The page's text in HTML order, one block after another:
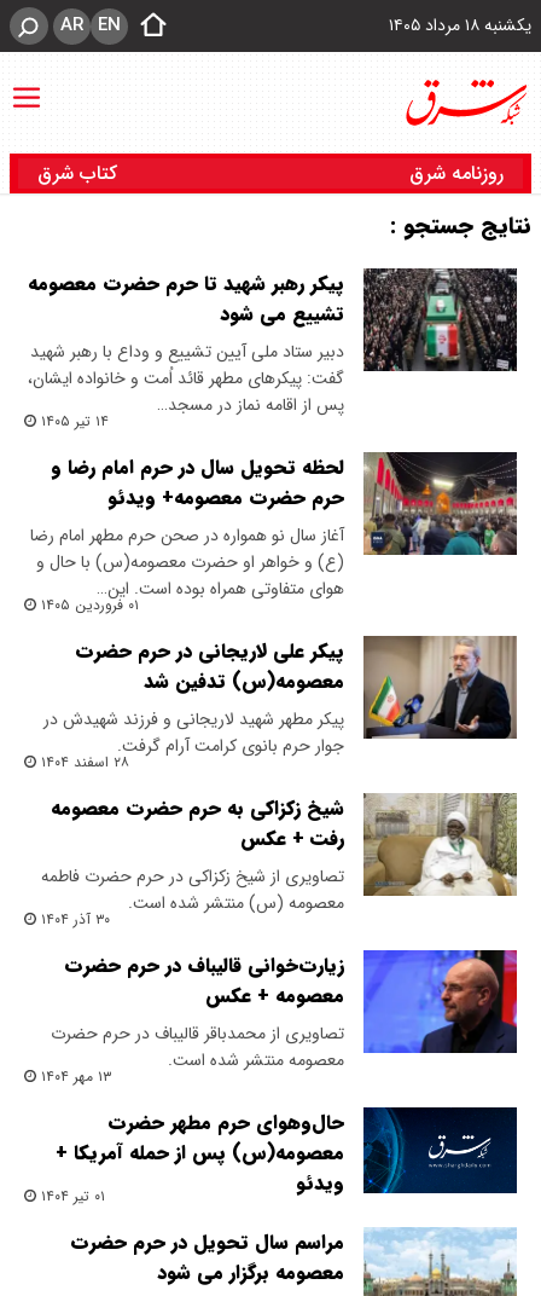
یکشنبه ۱۸ مرداد ۱۴۰۵ EN
AR
روزنامه شرق کتاب شرق
نتایج جستجو :
پیکر رهبر شهید تا حرم حضرت معصومه
تشییع می شود
دبیر ستاد ملی آیین تشییع و وداع با رهبر شهید
گفت: پیکرهای مطهر قائد اُمت و خانواده ایشان،
پس از اقامه نماز در مسجد…
۱۴ تیر ۱۴۰۵
لحظه تحویل سال در حرم امام رضا و
حرم حضرت معصومه+ ویدئو
آغاز سال نو همواره در صحن حرم مطهر امام رضا
(ع) و خواهر او حضرت معصومه(س) با حال و
هوای متفاوتی همراه بوده است. این…
۰۱ فروردین ۱۴۰۵
پیکر علی لاریجانی در حرم حضرت
معصومه(س) تدفین شد
پیکر مطهر شهید لاریجانی و فرزند شهیدش در
جوار حرم بانوی کرامت آرام گرفت.
۲۸ اسفند ۱۴۰۴
شیخ زکزاکی به حرم حضرت معصومه
رفت + عکس
تصاویری از شیخ زکزاکی در حرم حضرت فاطمه
معصومه (س) منتشر شده است.
۳۰ آذر ۱۴۰۴
زیارت‌خوانی قالیباف در حرم حضرت
معصومه + عکس
تصاویری از محمدباقر قالیباف در حرم حضرت
معصومه منتشر شده است.
۱۳ مهر ۱۴۰۴
حال‌و‌هوای حرم مطهر حضرت
معصومه(س) پس از حمله آمریکا +
ویدئو
۰۱ تیر ۱۴۰۴
مراسم سال تحویل در حرم حضرت
معصومه برگزار می شود